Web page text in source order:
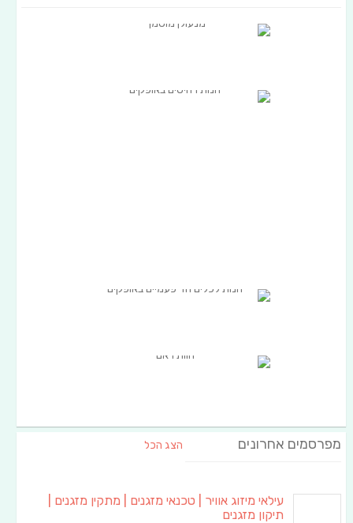
מפרסמים אחרונים הצג הכל
עילאי מיזוג אוויר | טכנאי מזגנים | מתקין מזגנים |
תיקון מזגנים